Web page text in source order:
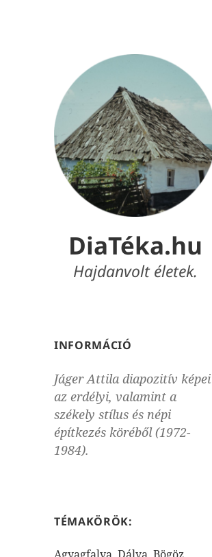
DiaTéka.hu
Hajdanvolt életek.
INFORMÁCIÓ
Jáger Attila diapozitív képei
az erdélyi, valamint a
székely stílus és népi
építkezés köréből (1972-
1984).
TÉMAKÖRÖK: